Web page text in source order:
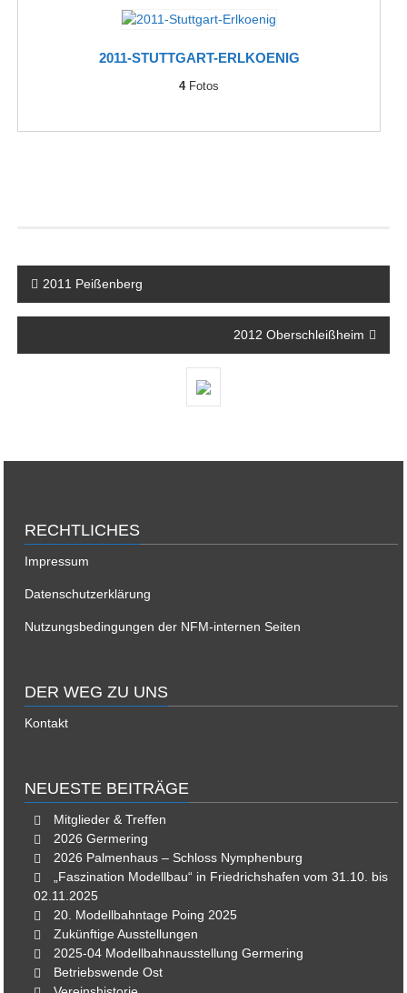
2011-STUTTGART-ERLKOENIG
4Fotos
2011 Peißenberg
2012 Oberschleißheim
RECHTLICHES
Impressum
Datenschutzerklärung
Nutzungsbedingungen der NFM-internen Seiten
DER WEG ZU UNS
Kontakt
NEUESTE BEITRÄGE
Mitglieder & Treffen
2026 Germering
2026 Palmenhaus – Schloss Nymphenburg
„Faszination Modellbau“ in Friedrichshafen vom 31.10. bis
02.11.2025
20. Modellbahntage Poing 2025
Zukünftige Ausstellungen
2025-04 Modellbahnausstellung Germering
Betriebswende Ost